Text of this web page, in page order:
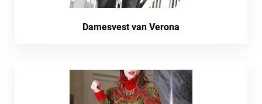
Damesvest van Verona